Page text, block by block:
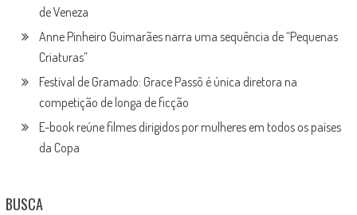
de Veneza
Anne Pinheiro Guimarães narra uma sequência de “Pequenas
Criaturas”
Festival de Gramado: Grace Passô é única diretora na
competição de longa de ficção
E-book reúne filmes dirigidos por mulheres em todos os países
da Copa
BUSCA